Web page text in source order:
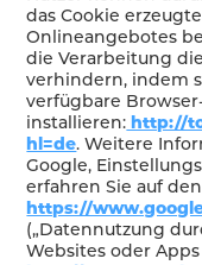
das Cookie
Onlineangebotes
die Verarbeitung
verhindern, indem
verfügbare
installieren: http://
hl=de. Weitere
Google,
erfahren Sie auf
https://
(„Datennutzung
Websites oder